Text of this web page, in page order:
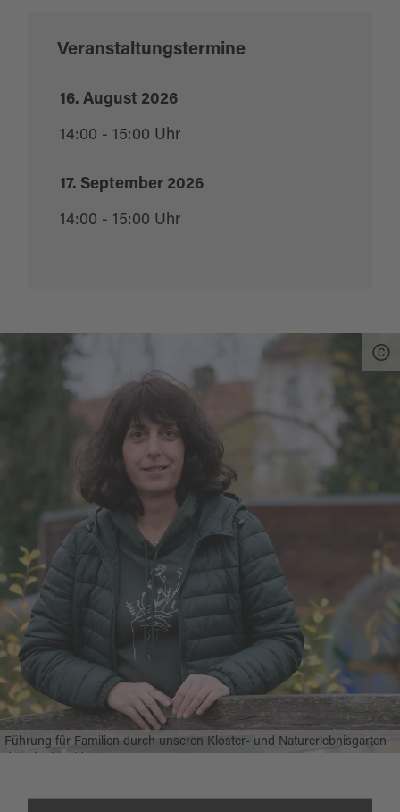
und fühlen ganz viel.
Außerdem gibt es noch ein paar Garten-
Zielgruppe: offen
Veranstaltungstermine
16. August 2026
14:00 - 15:00 Uhr
17. September 2026
14:00 - 15:00 Uhr
Führung für Familien durch unseren Kloster- und Naturerlebnisgarten